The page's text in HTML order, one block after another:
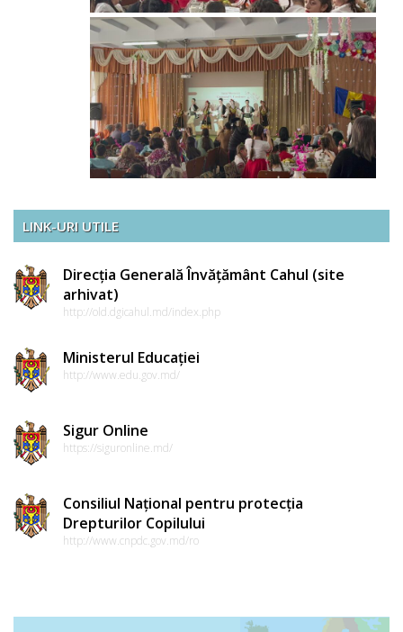
LINK-URI UTILE
Direcția Generală Învățământ Cahul (site
arhivat)
http://old.dgicahul.md/index.php
Ministerul Educației
http://www.edu.gov.md/
Sigur Online
https://siguronline.md/
Consiliul Național pentru protecția
Drepturilor Copilului
http://www.cnpdc.gov.md/ro